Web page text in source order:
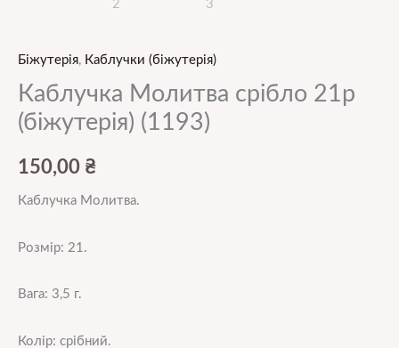
Біжутерія, Каблучки (біжутерія)
Каблучка Молитва срібло 21р
(біжутерія) (1193)
150,00 ₴
Каблучка Молитва.
Розмір: 21.
Вага: 3,5 г.
Колір: срібний.